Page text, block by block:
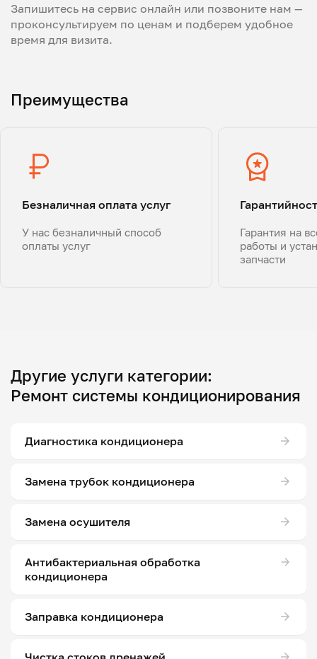
Запишитесь на сервис онлайн или позвоните нам —
проконсультируем по ценам и подберем удобное
время для визита.
Преимущества
Безналичная оплата услуг
У нас безналичный способ
оплаты услуг
Гарантия на
работы и
запчасти
Другие услуги категории:
Ремонт системы кондиционирования
Диагностика кондиционера
Замена трубок кондиционера
Замена осушителя
Антибактериальная обработка
кондиционера
Заправка кондиционера